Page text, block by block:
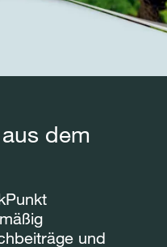
dem
und